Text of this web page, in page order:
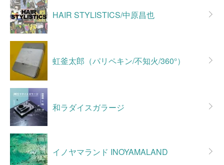
HAIR STYLISTICS/中原昌也
虹釜太郎（パリペキン/不知火/360°）
和ラダイスガラージ
イノヤマランド INOYAMALAND